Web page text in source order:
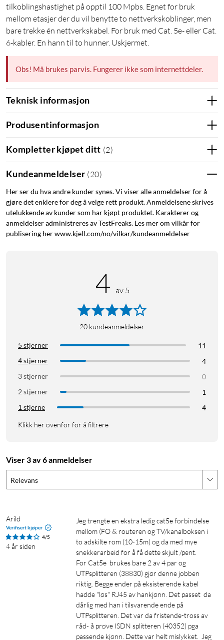
tilkoblingshastighet på opptil 100 Mpbs. Egnet for bruk
mellom etasjer der du vil benytte to nettverkskoblinger, men
bare trekke én nettverkskabel. For bruk med Cat. 5e- eller Cat.
6-kabler. En hann til to hunner. Uskjermet.
Obs! Må brukes parvis. Fungerer ikke som internettdeler.
Teknisk informasjon
Produsentinformasjon
Kompletter kjøpet ditt (2)
Kundeanmeldelser (20)
Her ser du hva andre kunder synes. Vi viser alle anmeldelser for å
gjøre det enklere for deg å velge rett produkt. Anmeldelsene skrives
utelukkende av kunder som har kjøpt produktet. Karakterer og
anmeldelser administreres av TestFreaks. Les mer om vilkår for
publisering her www.kjell.com/no/vilkar/kundeanmeldelser
4 av 5
20 kundeanmeldelser
5 stjerner
11
4 stjerner
4
3 stjerner
0
2 stjerner
1
1 stjerne
4
Klikk her ovenfor for å filtrere
Viser 3 av 6 anmeldelser
Relevans
Arild
Verifisert kjøper
4/5
4 år siden
Jeg trengte en ekstra ledig cat5e forbindelse
mellom (FO & routeren og TV/kanalboksen i
to adskilte rom (10-15m) og da med mye
snekkerarbeid for å få dette skjult /pent.
For Cat5e  brukes bare 2 av 4 par og
UTPsplitteren (38830) gjør denne jobben
riktig. Begge ender på eksisterende kabel
hadde "løs" RJ45 av hankjønn. Det passet  da
dårlig med han i tilsvarende ende på
UTPsplitteren. Det var da fristende-tross av
råd- å prøve ISDN splitteren (40352) pga
passende kjønn. Dette var helt mislykket.  Jeg